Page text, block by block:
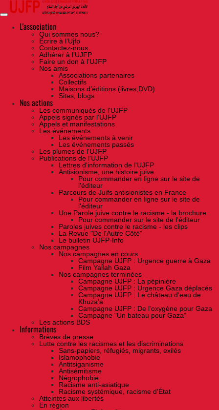
Skip
the
contentL'association
Qui sommes nous?
Ecrire à l’Ujfp
Contactez-nous
Adhérer à l’UJFP
Faire un don à l’UJFP
Nos amis
Associations partenaires
Collectifs
Maisons d’éditions (livres,DVD)
Sites, blogs
Nos actions
Les communiqués de l'UJFP
Appels signés par l'UJFP
Appels et manifestations
Les événements
Les événements à venir
Les événements passés
Les plumes de l'UJFP
Publications de l'UJFP
Lettres d'information de l'UJFP
Antisionisme, une histoire juive
Pour commander en ligne sur le site de
l'éditeur
Parcours de Juifs antisionistes en France
Pour commander en ligne sur le site de
l'éditeur
Une Parole juive contre le racisme - la brochure
Pour commander sur le site de l'éditeur
Paroles juives contre le racisme - les clips
La Revue "De l'Autre Côté"
Le bulletin UJFP-Info
Nos campagnes
Nos campagnes en cours
Campagne UJFP : Urgence guerre à Gaza
Film Yallah Gaza
Nos campagnes terminées
Campagne UJFP : La pépinière
Campagne UJFP : Urgence Gaza déplacés
Campagne UJFP : Le château d'eau de
Khuza'a
Campagne UJFP : De l'oxygène pour Gaza
Campagne "Un bateau pour Gaza"
Les actions BDS
Informations
Brèves de presse
Lutte contre les racismes et les discriminations
Sans-papiers, réfugiés, migrants, exilés
Islamophobie
Antitsiganisme
Antisémitisme
Négrophobie
Racisme anti-asiatique
Racisme systémique, racisme d'État
Atteintes aux libertés
En région